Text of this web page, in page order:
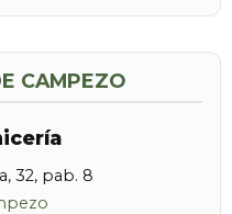
CAMPEZO
32, pab. 8